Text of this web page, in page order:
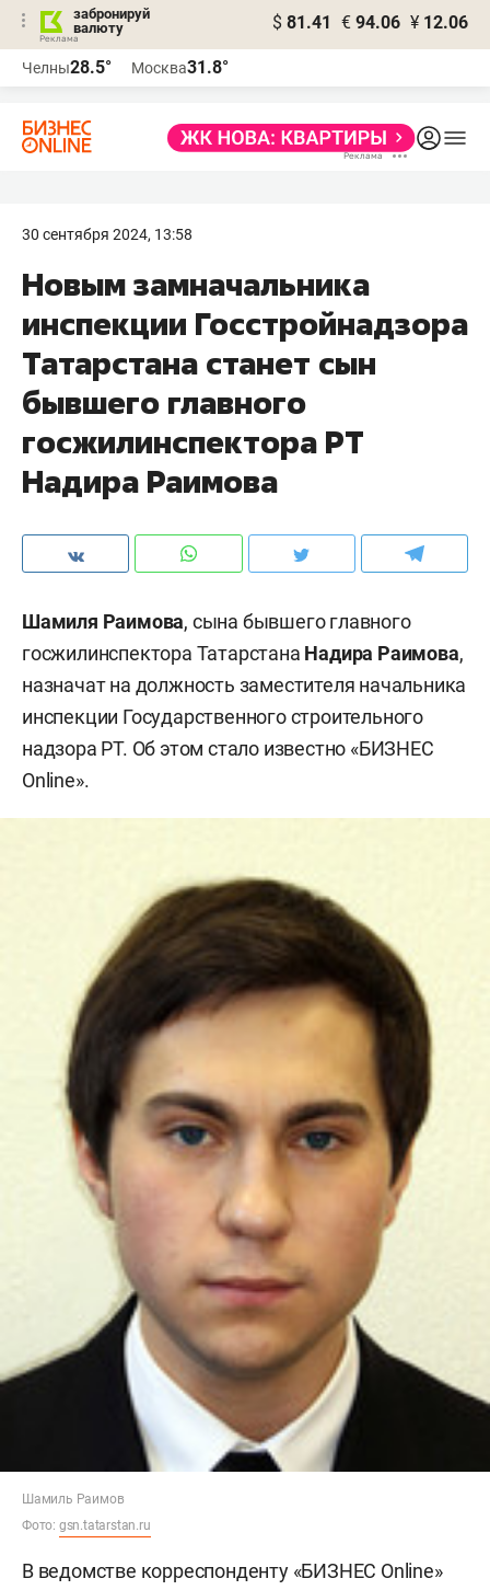
забронируй
валюту
$ 81.41 € 94.06 ¥ 12.06
Челны28.5° Москва31.8°
30 сентября 2024, 13:58
Новым замначальника
инспекции Госстройнадзора
Татарстана станет сын
бывшего главного
госжилинспектора РТ
Надира Раимова
Шамиля Раимова, сына бывшего главного
госжилинспектора Татарстана Надира Раимова,
назначат на должность заместителя начальника
инспекции Государственного строительного
надзора РТ. Об этом стало известно «БИЗНЕС
Online».
Шамиль Раимов
Фото: gsn.tatarstan.ru
В ведомстве корреспонденту «БИЗНЕС Online»